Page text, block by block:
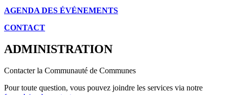
AGENDA DES ÉVÉNEMENTS
CONTACT
ADMINISTRATION
Contacter la Communauté de Communes
Pour toute question, vous pouvez joindre les services via notre